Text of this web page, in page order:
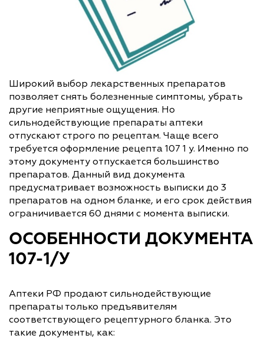
Широкий выбор лекарственных препаратов
позволяет снять болезненные симптомы, убрать
другие неприятные ощущения. Но
сильнодействующие препараты аптеки
отпускают строго по рецептам. Чаще всего
требуется оформление рецепта 107 1 у. Именно по
этому документу отпускается большинство
препаратов. Данный вид документа
предусматривает возможность выписки до 3
препаратов на одном бланке, и его срок действия
ограничивается 60 днями с момента выписки.
ОСОБЕННОСТИ ДОКУМЕНТА
107-1/У
Аптеки РФ продают сильнодействующие
препараты только предъявителям
соответствующего рецептурного бланка. Это
такие документы, как: